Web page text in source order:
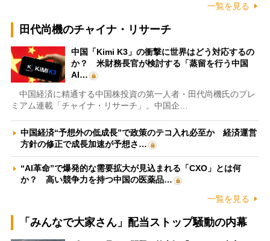
一覧を見る
田代尚機のチャイナ・リサーチ
中国「Kimi K3」の衝撃に世界はどう対応するの
か？ 米財務長官が検討する「蒸留を行う中国
AI…
中国経済に精通する中国株投資の第一人者・田代尚機氏のプレ
ミアム連載「チャイナ・リサーチ」。中国企…
中国経済“予想外の低成長”で政策のテコ入れ必至か 経済運営
方針の修正で成長加速が予想さ…
“AI革命”で爆発的な需要拡大が見込まれる「CXO」とは何
か？ 高い競争力を持つ中国の医薬品…
一覧を見る
「みんなで大家さん」配当ストップ騒動の内幕